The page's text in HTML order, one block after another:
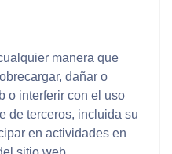
manera que
dañar o
o interferir con el uso
de terceros, incluida su
en actividades en